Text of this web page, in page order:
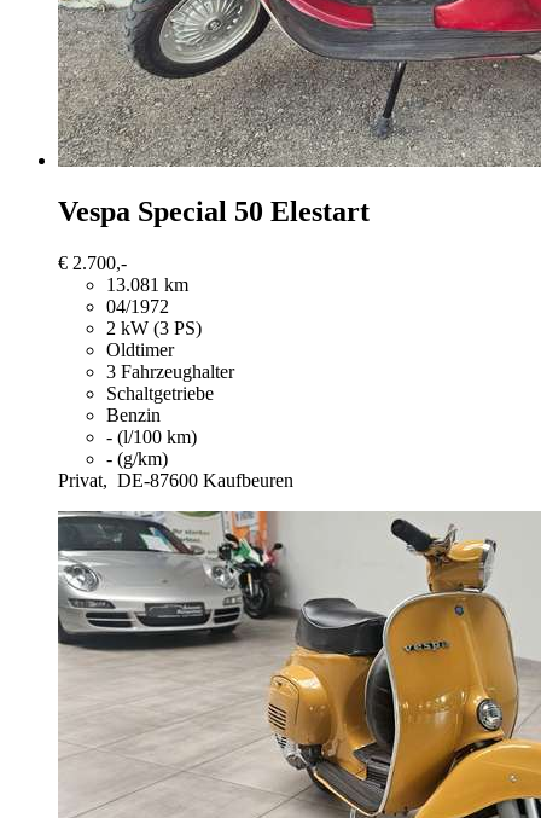
Vespa Special 50 Elestart
€ 2.700,-
13.081 km
04/1972
2 kW (3 PS)
Oldtimer
3 Fahrzeughalter
Schaltgetriebe
Benzin
- (l/100 km)
- (g/km)
Privat, DE-87600 Kaufbeuren